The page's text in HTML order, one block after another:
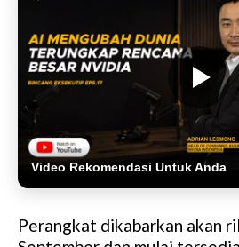
Video Rekomendasi Untuk Anda
Perangkat dikabarkan akan